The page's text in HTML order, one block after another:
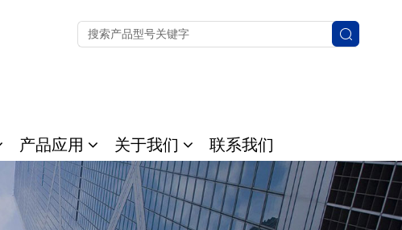
产品应用 关于我们 联系我们